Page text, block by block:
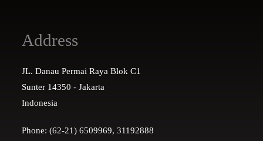
Address
JL. Danau Permai Raya Blok C1
Sunter 14350 - Jakarta
Indonesia
Phone: (62-21) 6509969, 31192888